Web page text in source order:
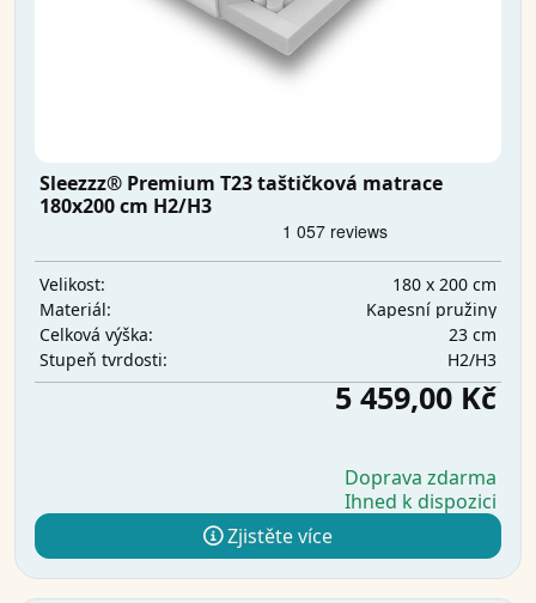
Sleezzz® Premium T23 taštičková matrace
180x200 cm H2/H3
Velikost:
180 x 200 cm
Materiál:
Kapesní pružiny
Celková výška:
23 cm
Stupeň tvrdosti:
H2/H3
5 459,00 Kč
Doprava zdarma
Ihned k dispozici
Zjistěte více